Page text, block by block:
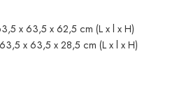
x 63,5 x 62,5 cm (L x l x H)
x 63,5 x 28,5 cm (L x l x H)